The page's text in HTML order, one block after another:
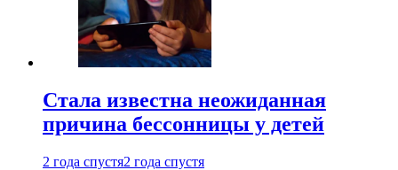
Стала известна неожиданная
причина бессонницы у детей
2 года спустя2 года спустя